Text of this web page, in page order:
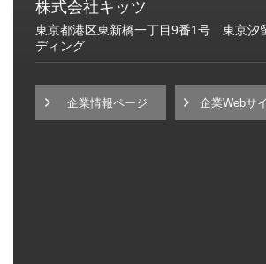
株式会社キッツ
東京都港区東新橋一丁目9番1号 東京汐
ディング
企業情報ページ 企業Webサ